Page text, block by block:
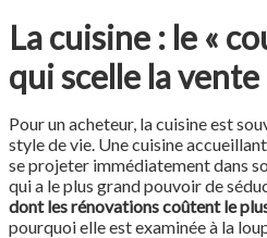
La cuisine : le «
qui scelle la vente
Pour un acheteur, la cuisine est
style de vie. Une cuisine
se projeter immédiatement dans
qui a le plus grand pouvoir de
dont les rénovations coûtent le
pourquoi elle est examinée à la